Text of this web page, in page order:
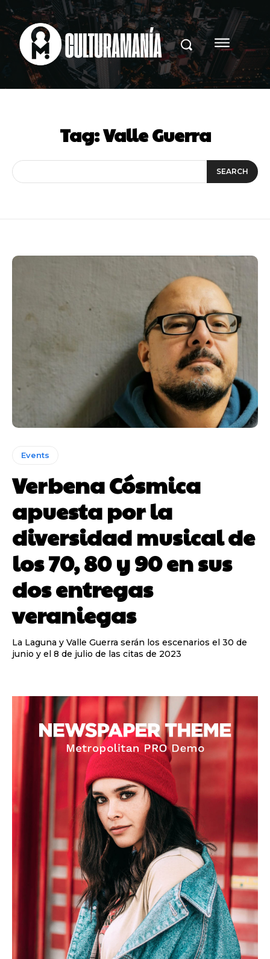
Tag:Valle Guerra
SEARCH
Events
Verbena Cósmica
apuesta por la
diversidad musical de
los 70, 80 y 90 en sus
dos entregas
veraniegas
La Laguna y Valle Guerra serán los escenarios el 30 de
junio y el 8 de julio de las citas de 2023